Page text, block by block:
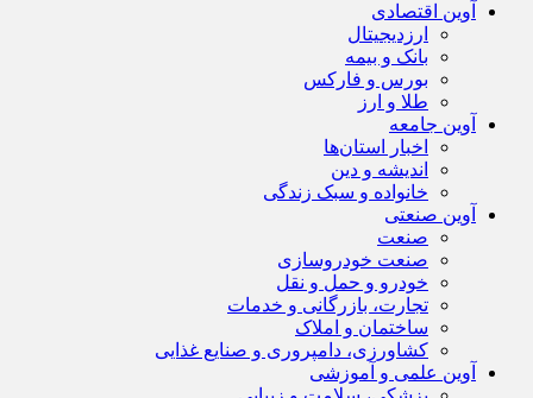
آوین اقتصادی
ارزدیجیتال
بانک و بیمه
بورس و فارکس
طلا و ارز
آوین جامعه
اخبار استان‌ها
اندیشه و دین
خانواده و سبک زندگی
آوین صنعتی
صنعت
صنعت خودروسازی
خودرو و حمل و نقل
تجارت، بازرگانی و خدمات
ساختمان و املاک
کشاورزی، دامپروری و صنایع غذایی
آوین علمی و آموزشی